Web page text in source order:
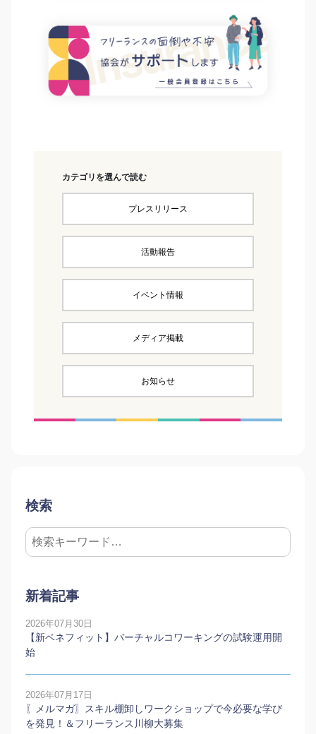
カテゴリを選んで読む
プレスリリース
活動報告
イベント情報
メディア掲載
お知らせ
検索
新着記事
2026年07月30日
【新ベネフィット】バーチャルコワーキングの試験運用開
始
2026年07月17日
〖メルマガ〗スキル棚卸しワークショップで今必要な学び
を発見！＆フリーランス川柳大募集